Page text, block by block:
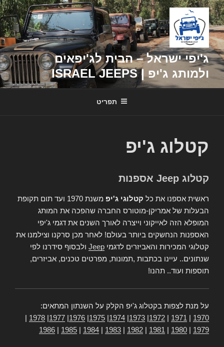
דילוג
לתוכן
ג'יפי ישראל – הבית לג'יפאים
ולמותג ג'יפ | ISRAEL JEEPS
תפריט
קטלוג ג'יפ
קטלוג Jeep אספנות
ראשית אספנו את כל קטלוגי ג'יפ
משנת 1970 ועד תום תקופת
הבעלות של אמריקן-מוטורס החברה שהפכה את המותג
המופלא הזה לאייקוני וייצרה לאורך השנים את דגמי ג'יפי
האספנות הנחשקים ביותר בעולם! לאחר מכן סרקנו וצילמנו את
קטלוגי המכירות והאביזרים לדגמי Jeep ולבסוף סידרנו לפי
שנתונים.. עיינו בכתבות ,תמונות, מפרטים טכנים, אביזרים,
תוספות ועוד.. תהנו!
על מנת לצפות בקטלוג ג'יפ הקלק על השנתון המתאים:
1970
1971
1972
1973
1974
1975
1976
1977
1978
1979
1980
1981
1982
1983
1984
1985
1986